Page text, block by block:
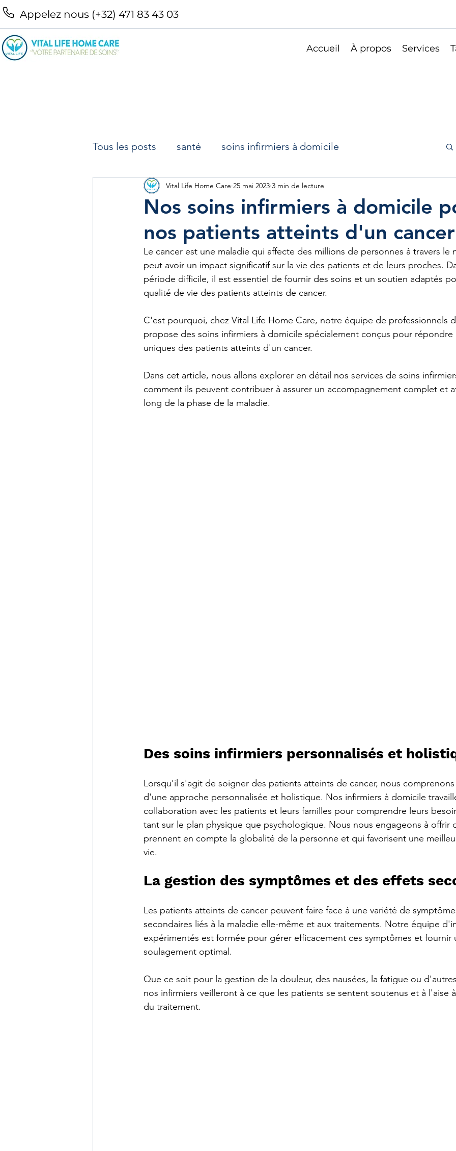
Appelez nous (+32) 471 83 43 03
Accueil À propos Services
Tous les posts santé soins infirmiers à domicile
infirmiers à domicile Bruxelles sport et santé
Infirmiers à domicile Soins infirmiers domicile bruxelles
Soins à domicile Bruxelles Octobre rose Soins diabétiques
Nos soins infirmiers à domicile
nos patients atteints d'un cancer
Vital Life Home Care 25 mai 2023 3 min de lecture
Le cancer est une maladie qui affecte des millions de personnes à travers le
peut avoir un impact significatif sur la vie des patients et de leurs proches.
période difficile, il est essentiel de fournir des soins et un soutien adaptés
qualité de vie des patients atteints de cancer.
C'est pourquoi, chez Vital Life Home Care, notre équipe de professionnels
propose des soins infirmiers à domicile spécialement conçus pour répondre
uniques des patients atteints d'un cancer.
Dans cet article, nous allons explorer en détail nos services de soins
comment ils peuvent contribuer à assurer un accompagnement complet et
long de la phase de la maladie.
Des soins infirmiers personnalisés et
Lorsqu'il s'agit de soigner des patients atteints de cancer, nous
d'une approche personnalisée et holistique. Nos infirmiers à domicile
collaboration avec les patients et leurs familles pour comprendre leurs
tant sur le plan physique que psychologique. Nous nous engageons à offrir
prennent en compte la globalité de la personne et qui favorisent une
vie.
La gestion des symptômes et des effets
Les patients atteints de cancer peuvent faire face à une variété de
secondaires liés à la maladie elle-même et aux traitements. Notre équipe
expérimentés est formée pour gérer efficacement ces symptômes et fournir
soulagement optimal.
Que ce soit pour la gestion de la douleur, des nausées, la fatigue ou
nos infirmiers veilleront à ce que les patients se sentent soutenus et à l'aise
du traitement.